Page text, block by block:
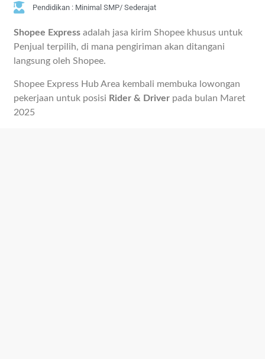
Pendidikan : Minimal SMP/ Sederajat
Shopee Expressadalah jasa kirim Shopee khusus untuk
Penjual terpilih, di mana pengiriman akan ditangani
langsung oleh Shopee.
Shopee Express Hub Area kembali membuka lowongan
pekerjaan untuk posisi Rider & Driver pada bulan Maret
2025